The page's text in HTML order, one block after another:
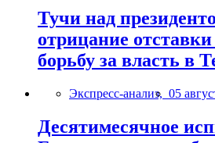
Тучи над
отрицание
борьбу за власть в
Экспресс-анализ, 05
Десятимесячное